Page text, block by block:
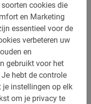
cookies die
en Marketing
essentieel voor de
verbeteren uw
en
gebruikt voor het
Je hebt de controle
je instellingen op elk
om je privacy te
voor je klaarstaat
online je fietstour
rechts bovenaan op
kiezen en dan op
de boeking ontvang
staat ook alle
voor en tijdens je